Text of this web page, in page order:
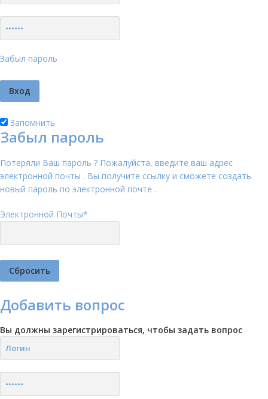
Забыл пароль
Запомнить
Забыл пароль
Потеряли Ваш пароль ? Пожалуйста, введите ваш адрес
электронной почты . Вы получите ссылку и сможете создать
новый пароль по электронной почте .
Электронной Почты*
Добавить вопрос
Вы должны зарегистрироваться, чтобы задать вопрос